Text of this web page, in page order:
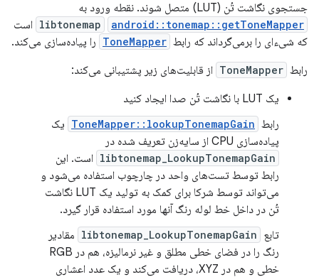
جستجوی نگاشت تُن (LUT) متصل شوند. نقطه ورود به
libtonemap android::tonemap::getToneMapper
است
که شیء‌ای را برمی‌گرداند که رابط ToneMapper را پیاده‌سازی می‌کند.
رابط ToneMapper از قابلیت‌های زیر پشتیبانی می‌کند:
یک LUT با نگاشت تُن صدا ایجاد کنید
رابط ToneMapper::lookupTonemapGain یک
پیاده‌سازی CPU از سایه‌زن تعریف شده در
libtonemap_LookupTonemapGain است. این
رابط توسط تست‌های واحد در چارچوب استفاده می‌شود و
می‌تواند توسط شرکا برای کمک به تولید یک LUT نگاشت
تُن در داخل خط لوله رنگ آنها مورد استفاده قرار گیرد.
تابع libtonemap_LookupTonemapGain مقادیر
رنگ را در فضای خطی مطلق و غیر نرمالیزه، هم در RGB
خطی و هم در XYZ، دریافت می‌کند و یک عدد اعشاری